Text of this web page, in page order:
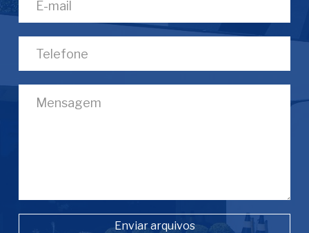
Enviar arquivos